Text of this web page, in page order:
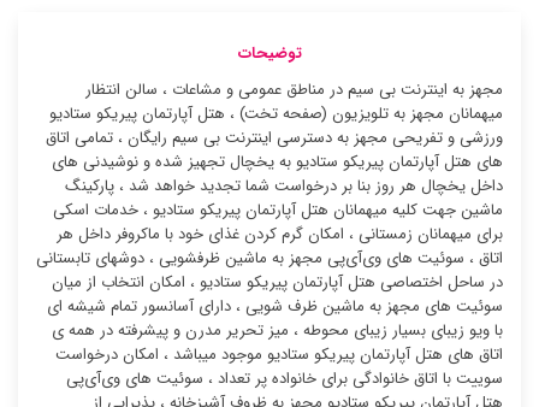
توضیحات
مجهز به اینترنت بی سیم در مناطق عمومی و مشاعات ، سالن انتظار
میهمانان مجهز به تلویزیون (صفحه تخت) ، هتل آپارتمان پیریکو ستادیو
ورزشی و تفریحی مجهز به دسترسی اینترنت بی سیم رایگان ، تمامی اتاق
های هتل آپارتمان پیریکو ستادیو به یخچال تجهیز شده و نوشیدنی های
داخل یخچال هر روز بنا بر درخواست شما تجدید خواهد شد ، پارکینگ
ماشین جهت کلیه میهمانان هتل آپارتمان پیریکو ستادیو ، خدمات اسکی
برای میهمانان زمستانی ، امکان گرم کردن غذای خود با ماکروفر داخل هر
اتاق ، سوئیت ‌های وی‌آی‌پی مجهز به ماشین ظرفشویی ، دوشهای تابستانی
در ساحل اختصاصی هتل آپارتمان پیریکو ستادیو ، امکان انتخاب از میان
سوئیت ‌های مجهز به ماشین ظرف شویی ، دارای آسانسور تمام شیشه ای
با ویو زیبای بسیار زیبای محوطه ، میز تحریر مدرن و پیشرفته در همه ی
اتاق های هتل آپارتمان پیریکو ستادیو موجود میباشد ، امکان درخواست
سوییت با اتاق خانوادگی برای خانواده پر تعداد ، سوئیت ‌های وی‌آی‌پی